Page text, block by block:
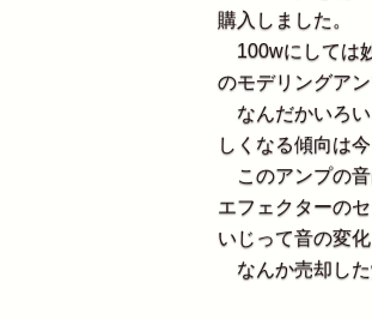
購入しました。
100wにしては
のモデリングア
なんだかいろい
しくなる傾向は
このアンプの音
エフェクターの
いじって音の変
なんか売却した